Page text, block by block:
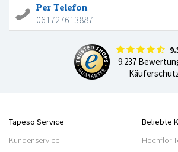
Per Telefon
061727613887
9.237
Tapeso Service
Kundenservice
Beliebte
Hochflor